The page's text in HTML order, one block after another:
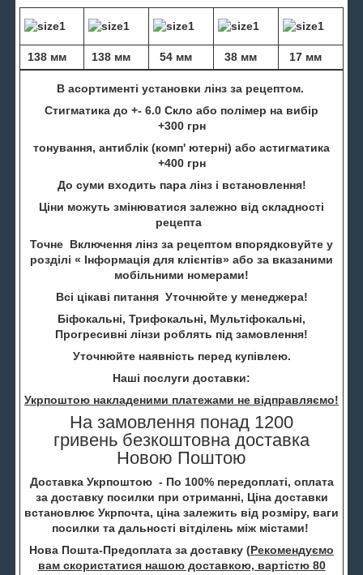
138 мм 138 мм 54 мм 38 мм 17 мм
В асортименті установки лінз за рецептом.
Стигматика до +- 6.0 Скло або полімер на вибір
+300 грн
тонування, антиблік (комп' ютерні) або астигматика
+400 грн
До суми входить пара лінз і встановлення!
Ціни можуть змінюватися залежно від складності
рецепта
Точне Включення лінз за рецептом впорядковуйте у
розділі « Інформація для клієнтів» або за вказаними
мобільними номерами!
Всі цікаві питання Уточнюйте у менеджера!
Біфокальні, Трифокальні, Мультіфокальні,
Прогресивні лінзи роблять під замовлення!
Уточнюйте наявність перед купівлею.
Наші послуги доставки:
Укрпоштою накладеними платежами не відправляємо!
На замовлення понад 1200
гривень безкоштовна доставка
Новою Поштою
Доставка Укрпоштою - По 100% передоплаті, оплата
за доставку посилки при отриманні, Ціна доставки
встановлює Укрпочта, ціна залежить від розміру, ваги
посилки та дальності вітділень між містами!
Нова Пошта-Предоплата за доставку (Рекомендуємо
вам скористатися нашою доставкою, вартістю 80